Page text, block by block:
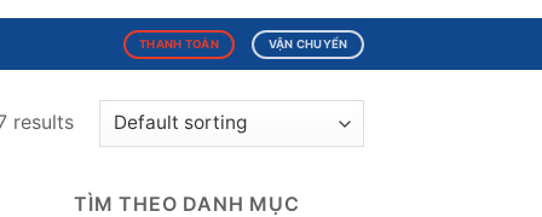
THANH TOÁN VẬN CHUYỂN
results
TÌM THEO DANH MỤC